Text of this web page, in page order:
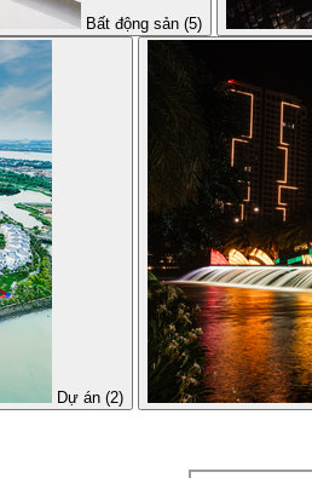
Bất động sản (5)
Dự án (2)